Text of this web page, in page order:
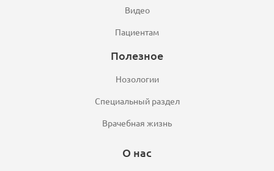
Видео
Пациентам
Полезное
Нозологии
Специальный раздел
Врачебная жизнь
О нас